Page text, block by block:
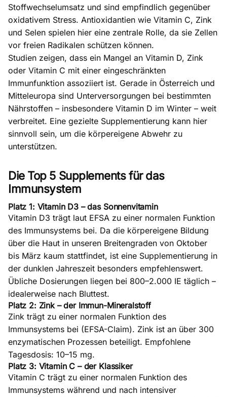
Stoffwechselumsatz und sind empfindlich gegenüber
oxidativem Stress. Antioxidantien wie Vitamin C, Zink
und Selen spielen hier eine zentrale Rolle, da sie Zellen
vor freien Radikalen schützen können.
Studien zeigen, dass ein Mangel an Vitamin D, Zink
oder Vitamin C mit einer eingeschränkten
Immunfunktion assoziiert ist. Gerade in Österreich und
Mitteleuropa sind Unterversorgungen bei bestimmten
Nährstoffen – insbesondere Vitamin D im Winter – weit
verbreitet. Eine gezielte Supplementierung kann hier
sinnvoll sein, um die körpereigene Abwehr zu
unterstützen.
Die Top 5 Supplements für das
Immunsystem
Platz 1: Vitamin D3 – das Sonnenvitamin
Vitamin D3 trägt laut EFSA zu einer normalen Funktion
des Immunsystems bei. Da die körpereigene Bildung
über die Haut in unseren Breitengraden von Oktober
bis März kaum stattfindet, ist eine Supplementierung in
der dunklen Jahreszeit besonders empfehlenswert.
Übliche Dosierungen liegen bei 800–2.000 IE täglich –
idealerweise nach Bluttest.
Platz 2: Zink – der Immun-Mineralstoff
Zink trägt zu einer normalen Funktion des
Immunsystems bei (EFSA-Claim). Zink ist an über 300
enzymatischen Prozessen beteiligt. Empfohlene
Tagesdosis: 10–15 mg.
Platz 3: Vitamin C – der Klassiker
Vitamin C trägt zu einer normalen Funktion des
Immunsystems während und nach intensiver